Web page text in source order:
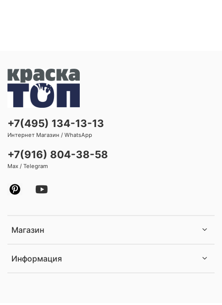
Магазин
Информация
+7(495) 134-13-13
Интернет Магазин / WhatsApp
+7(916) 804-38-58
Max / Telegram